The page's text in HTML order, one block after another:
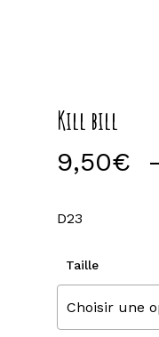
Kill bill
9,50€
D23
Taille
Choisir une